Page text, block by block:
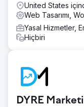
United States
Web Tasarımı,
Yasal Hizmetler,
Hiçbiri
DYRE